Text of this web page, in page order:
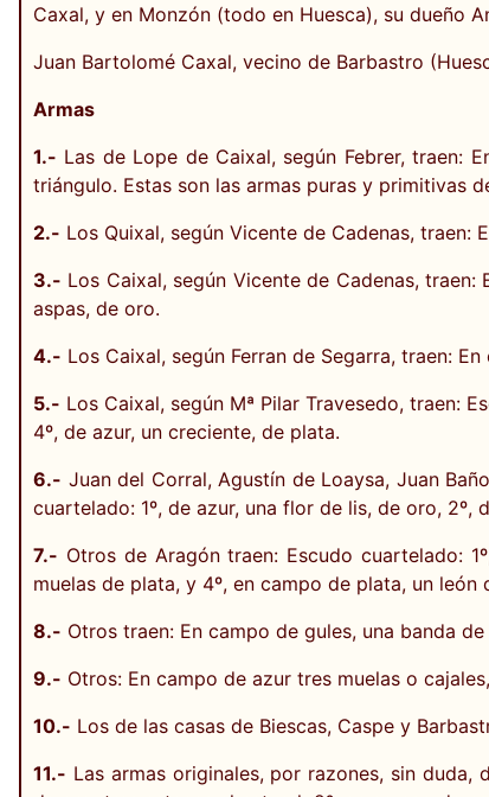
Caxal, y en Monzón (todo en Huesca), su dueño
Juan Bartolomé Caxal, vecino de Barbastro
Armas
1.- Las de Lope de Caixal, según Febrer, traen:
triángulo. Estas son las armas puras y primitivas
2.- Los Quixal, según Vicente de Cadenas,
3.- Los Caixal, según Vicente de Cadenas,
aspas, de oro.
4.- Los Caixal, según Ferran de Segarra, traen:
5.- Los Caixal, según Mª Pilar Travesedo, traen:
4º, de azur, un creciente, de plata.
6.- Juan del Corral, Agustín de Loaysa, Juan
cuartelado: 1º, de azur, una flor de lis, de oro,
7.- Otros de Aragón traen: Escudo cuartelado:
muelas de plata, y 4º, en campo de plata, un león
8.- Otros traen: En campo de gules, una banda
9.- Otros: En campo de azur tres muelas o
10.- Los de las casas de Biescas, Caspe y
11.- Las armas originales, por razones, sin